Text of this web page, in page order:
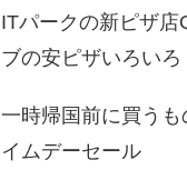
ITパークの新ピザ店
ブの安ピザいろいろ
一時帰国前に買うも
イムデーセール